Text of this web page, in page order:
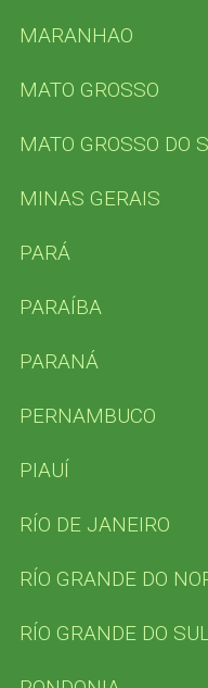
MARANHAO
MATO GROSSO
MATO GROSSO DO
MINAS GERAIS
PARÁ
PARAÍBA
PARANÁ
PERNAMBUCO
PIAUÍ
RÍO DE JANEIRO
RÍO GRANDE DO
RÍO GRANDE DO
a
c
f